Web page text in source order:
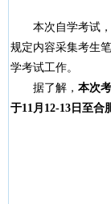
本次自学考试，
规定内容采集考生
学考试工作。
据了解， 本次
于11月12-13日至合